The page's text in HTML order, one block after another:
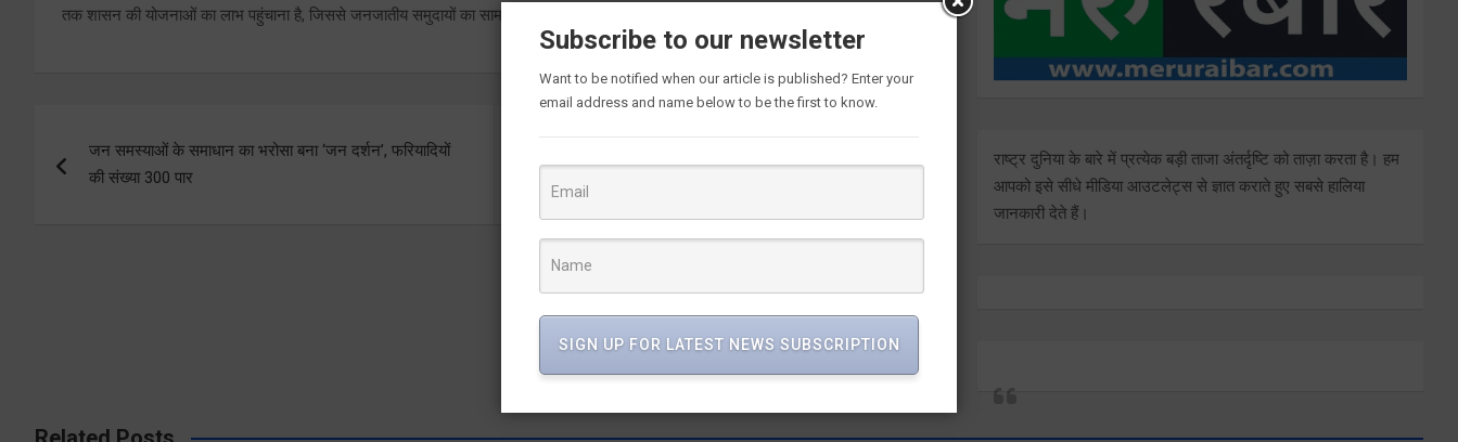
तक शासन की योजनाओं का लाभ पहुंचाना है, जिससे जनजातीय समुदायों का सामाजिक एवं आर्थिक सशक्तिकरण सुनिश्चित हो सके।
navigation
जन समस्याओं के समाधान का भरोसा बना ‘जन दर्शन’, फरियादियों
की संख्या 300 पार
राष्ट्र दुनिया के बारे में प्रत्येक बड़ी ताजा अंतर्दृष्टि को ताज़ा करता है। हम
आपको इसे सीधे मीडिया आउटलेट्स से ज्ञात कराते हुए सबसे हालिया
जानकारी देते हैं।
Subscribe to our newsletter
Want to be notified when our article is published? Enter your
email address and name below to be the first to know.
SIGN UP FOR LATEST NEWS SUBSCRIPTION